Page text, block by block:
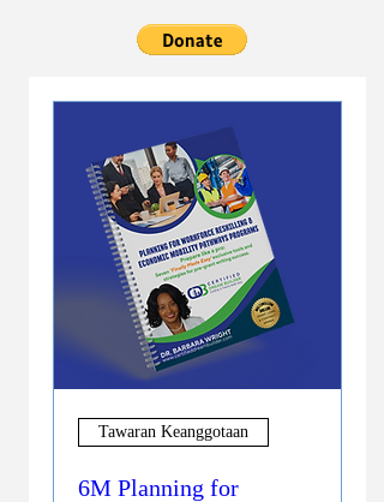
Tawaran Keanggotaan
6M Planning for